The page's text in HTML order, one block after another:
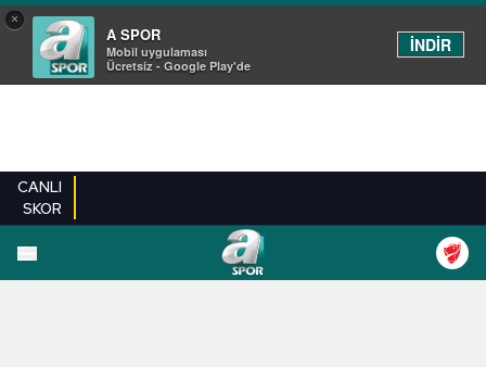
×
A SPOR
Mobil uygulaması
Ücretsiz - Google Play'de
İNDİR
CANLI
SKOR